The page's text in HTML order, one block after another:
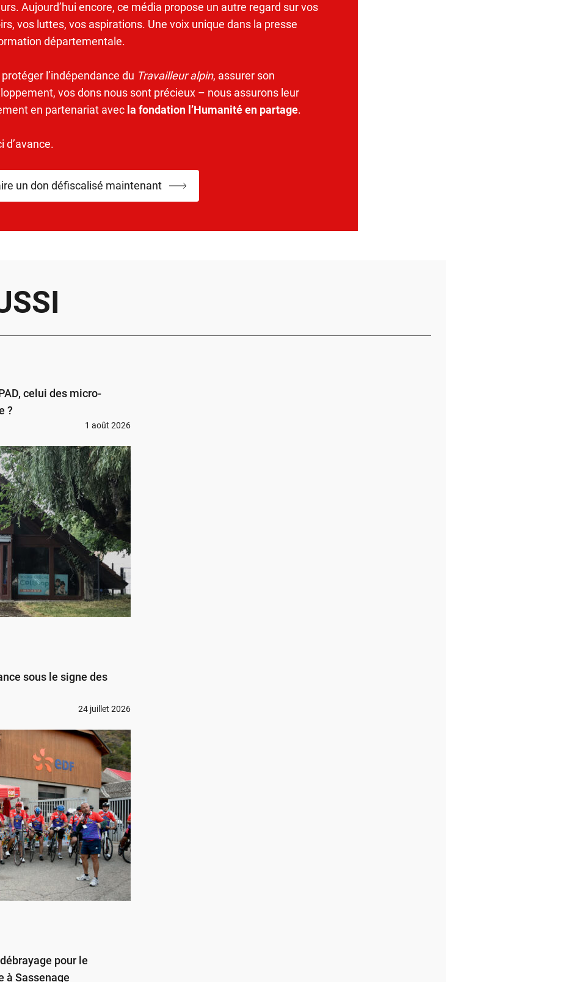
Aujourd’hui encore, ce média propose un autre regard sur vos
vos luttes, vos aspirations. Une voix unique dans la presse
départementale.
l’indépendance du Travailleur alpin, assurer son
vos dons nous sont précieux – nous assurons leur
en partenariat avec la fondation l’Humanité en partage.
d’avance.
un don défiscalisé maintenant
celui des micro-
?
1 août 2026
sous le signe des
24 juillet 2026
pour le
à Sassenage